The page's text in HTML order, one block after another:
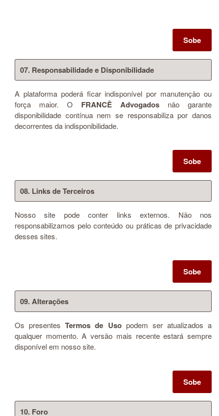
Sobe
07. Responsabilidade e Disponibilidade
A plataforma poderá ficar indisponível por manutenção ou
força maior. O FRANCÊ Advogados não garante
disponibilidade contínua nem se responsabiliza por danos
decorrentes da indisponibilidade.
Sobe
08. Links de Terceiros
Nosso site pode conter links externos. Não nos
responsabilizamos pelo conteúdo ou práticas de privacidade
desses sites.
Sobe
09. Alterações
Os presentesTermos de Usopodem ser atualizados a
qualquer momento. A versão mais recente estará sempre
disponível em nosso site.
Sobe
10. Foro